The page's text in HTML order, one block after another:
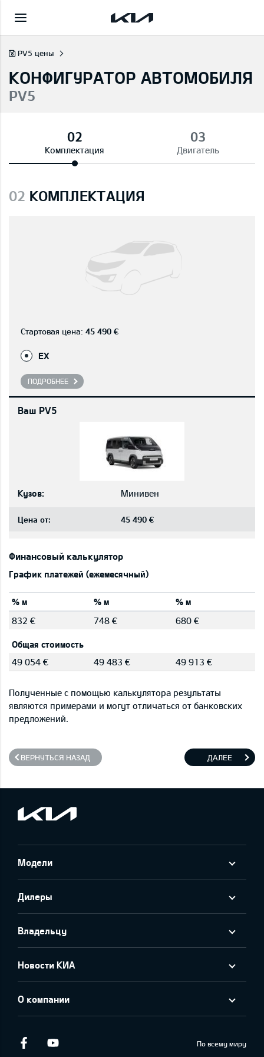
PV5 цены
КОНФИГУРАТОР АВТОМОБИЛЯ
PV5
Комплектация Двигатель
02 КОМПЛЕКТАЦИЯ
Стартовая цена: 45 490 €
EX
ПОДРОБНЕЕ
Ваш PV5
Кузов: Минивен
Цена от: 45 490 €
Финансовый калькулятор
График платежей (ежемесячный)
% м % м
% м
832 €
748 € 680 €
Общая стоимость
49 054 €
49 483 € 49 913 €
Полученные с помощью калькулятора результаты
являются примерами и могут отличаться от банковских
предложений.
ВЕРНУТЬСЯ НАЗАД ДАЛЕЕ
Модели
Дилеры
Владельцу
Новости КИА
О компании
Facebook По всему миру